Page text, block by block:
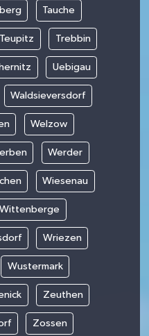
Tauche
Teupitz Trebbin
Uebigau
Waldsieversdorf
Welzow
Werder
Wiesenau
Wittenberge
Wriezen
Wustermark
Zeuthen
Zossen